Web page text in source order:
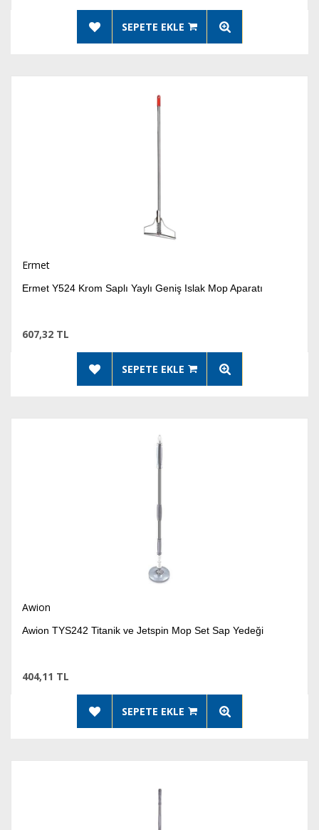
SEPETE EKLE
Ermet
Ermet Y524 Krom Saplı Yaylı Geniş Islak Mop Aparatı
607,32 TL
SEPETE EKLE
Awion
Awion TYS242 Titanik ve Jetspin Mop Set Sap Yedeği
404,11 TL
SEPETE EKLE